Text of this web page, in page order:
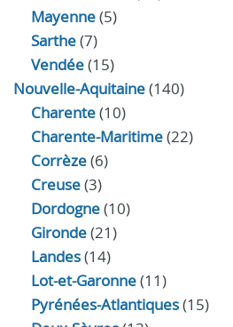
Mayenne(5)
Sarthe(7)
Vendée(15)
Nouvelle-Aquitaine(140)
Charente(10)
Charente-Maritime(22)
Corrèze(6)
Creuse(3)
Dordogne(10)
Gironde(21)
Landes(14)
Lot-et-Garonne(11)
Pyrénées-Atlantiques(15)